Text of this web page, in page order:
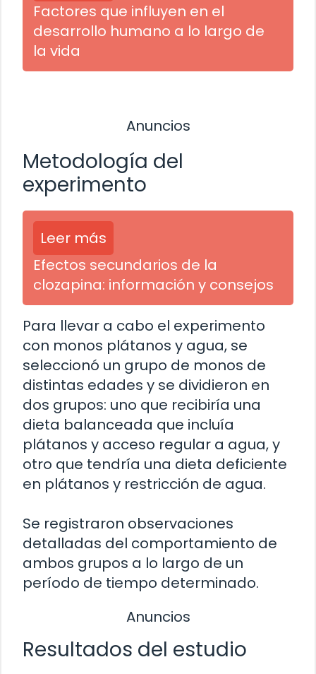
Factores que influyen en el
desarrollo humano a lo largo de
la vida
Anuncios
Metodología del
experimento
Leer más
Efectos secundarios de la
clozapina: información y consejos
Para llevar a cabo el experimento
con monos plátanos y agua, se
seleccionó un grupo de monos de
distintas edades y se dividieron en
dos grupos: uno que recibiría una
dieta balanceada que incluía
plátanos y acceso regular a agua, y
otro que tendría una dieta deficiente
en plátanos y restricción de agua.
Se registraron observaciones
detalladas del comportamiento de
ambos grupos a lo largo de un
período de tiempo determinado.
Anuncios
Resultados del estudio